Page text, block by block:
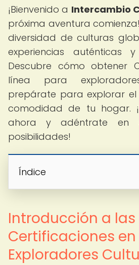
¡Bienvenido a Intercambio
próxima aventura
diversidad de culturas
experiencias auténticas y
Descubre cómo obtener
línea para
prepárate para explorar
comodidad de tu hogar.
ahora y adéntrate en
posibilidades!
Índice
Introducción a las
Certificaciones
Exploradores